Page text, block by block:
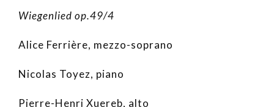
Wiegenlied op.49/4
Alice Ferrière, mezzo-soprano
Nicolas Toyez, piano
Pierre-Henri Xuereb, alto